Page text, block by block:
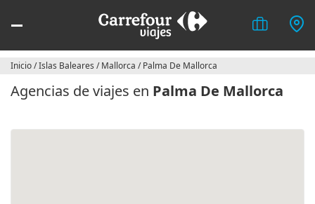
Inicio/Islas Baleares /Mallorca /Palma De Mallorca
Agencias de viajes en Palma De Mallorca